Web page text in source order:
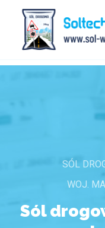
SÓL
WOJ.
Sól